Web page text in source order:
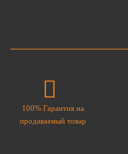
100% Гарантия на
продаваемый товар